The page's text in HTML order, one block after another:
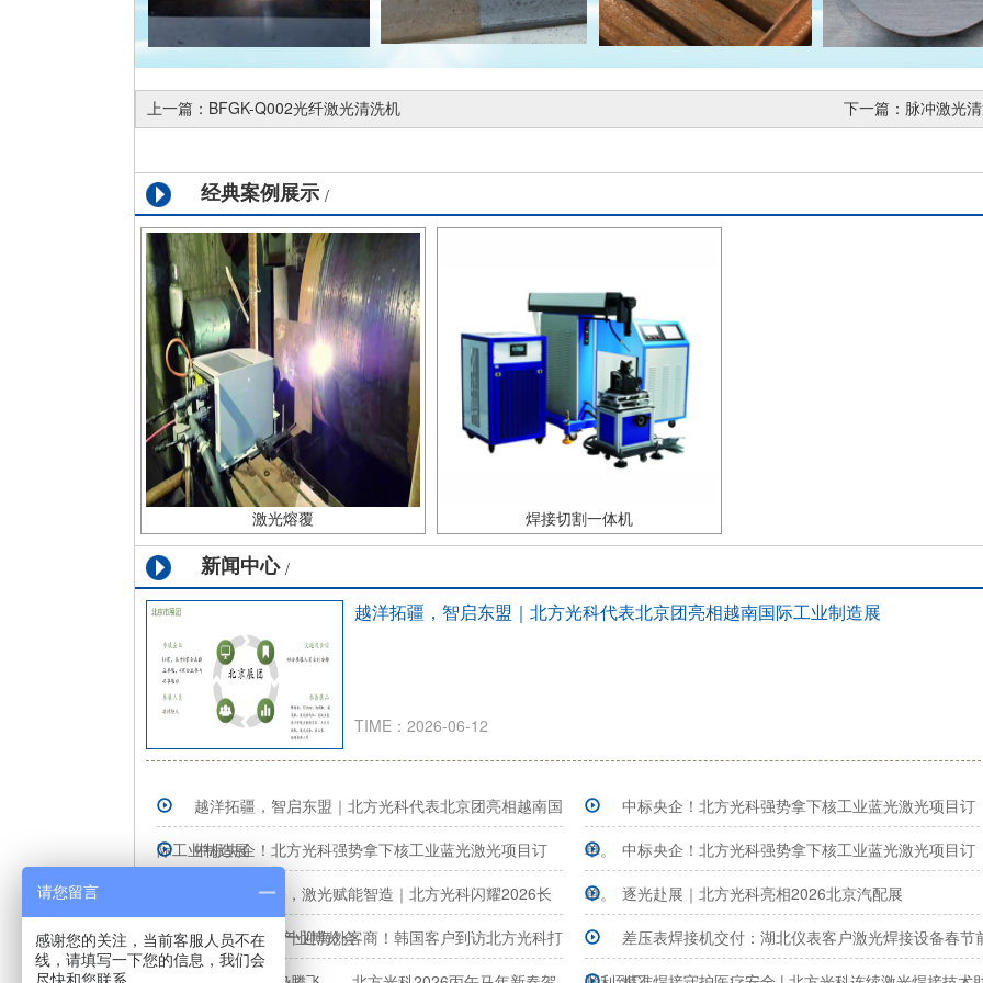
上一篇： BFGK-Q002光纤激光清洗机 下一篇： 脉冲激光
经典案例展示 /
激光熔覆 焊接切割一体机
新闻中心 /
越洋拓疆，智启东盟｜北方光科代表北京团亮相越南国际工业制造展
TIME：2026-06-12
越洋拓疆，智启东盟｜北方光科代表北京团亮相越南国
际工业制造展
中标央企！北方光科强势拿下核工业蓝光激光项目订
单。
中标央企！北方光科强势拿下核工业蓝光激光项目订
中标央企！北方光科强势拿下核工业蓝光激光项目订
单。
智联仪表之乡，激光赋能智造｜北方光科闪耀2026长
三角国际智能仪表产业博览会
逐光赴展｜北方光科亮相2026北京汽配展
喜报｜大年初十迎海外客商！韩国客户到访北方光科打
差压表焊接机交付：湖北仪表客户激光焊接设备春节
请您留言
感谢您的关注，当前客服人员不在
线，请填写一下您的信息，我们会